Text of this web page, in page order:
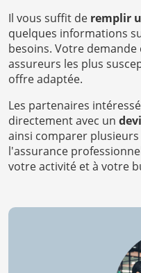
Il vous suffit de remplir
quelques informations
besoins. Votre
assureurs les plus
offre adaptée.
Les partenaires
directement avec un
ainsi comparer
l'assurance
votre activité et à votre